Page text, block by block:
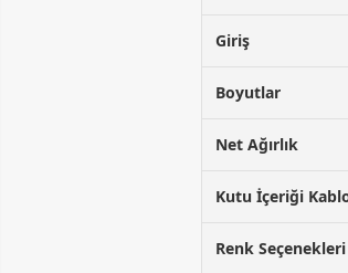
Giriş
Boyutlar
Net Ağırlık
Kutu İçeriği
Renk Seçenekleri